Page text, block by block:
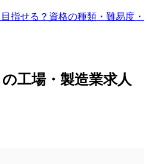
指せる？資格の種類・難易度・
工場・製造業求人